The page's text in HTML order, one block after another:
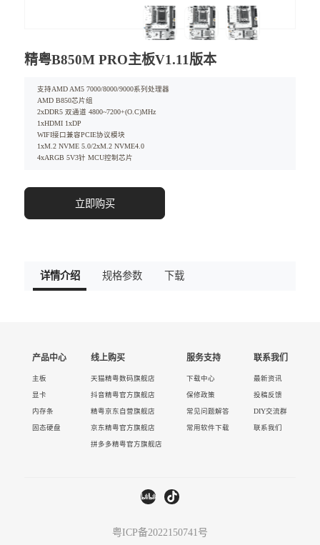
精粤B850M PRO主板V1.11版本
支持AMD AM5 7000/8000/9000系列处理器
AMD B850芯片组
2xDDR5 双通道 4800~7200+(O.C)MHz
1xHDMI 1xDP
WIFI接口兼容PCIE协议模块
1xM.2 NVME 5.0/2xM.2 NVME4.0
4xARGB 5V3针 MCU控制芯片
立即购买
详情介绍 规格参数 下载
产品中心
主板
显卡
内存条
固态硬盘
线上购买
天猫精粤数码旗舰店
抖音精粤官方旗舰店
精粤京东自营旗舰店
京东精粤官方旗舰店
拼多多精粤官方旗舰店
服务支持
下载中心
保修政策
常见问题解答
常用软件下载
联系我们
最新资讯
投稿反馈
DIY交流群
联系我们
粤ICP备2022150741号